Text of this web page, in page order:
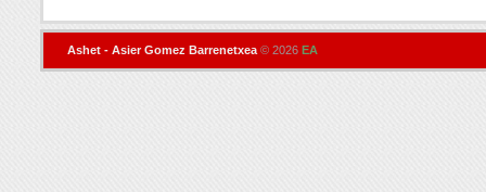
Ashet - Asier Gomez Barrenetxea © 2026 EA